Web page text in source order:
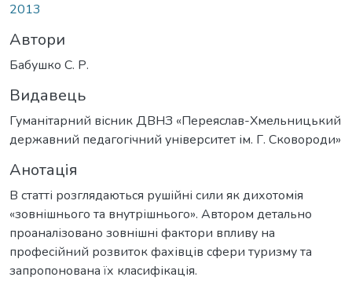
2013
Автори
Бабушко С. Р.
Видавець
Гуманітарний вісник ДВНЗ «Переяслав-Хмельницький
державний педагогічний університет ім. Г. Сковороди»
Анотація
В статті розглядаються рушійні сили як дихотомія
«зовнішнього та внутрішнього». Автором детально
проаналізовано зовнішні фактори впливу на
професійний розвиток фахівців сфери туризму та
запропонована їх класифікація.